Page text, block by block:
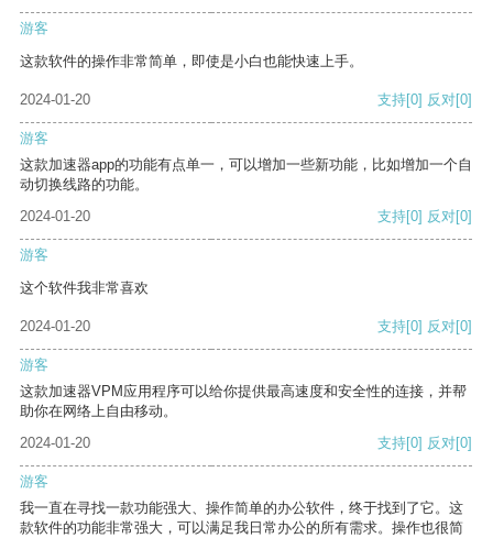
游客
这款软件的操作非常简单，即使是小白也能快速上手。
2024-01-20 支持[0] 反对[0]
游客
这款加速器app的功能有点单一，可以增加一些新功能，比如增加一个自
动切换线路的功能。
2024-01-20
支持[0] 反对[0]
游客
这个软件我非常喜欢
2024-01-20 支持[0] 反对[0]
游客
这款加速器VPM应用程序可以给你提供最高速度和安全性的连接，并帮
助你在网络上自由移动。
2024-01-20
支持[0] 反对[0]
游客
我一直在寻找一款功能强大、操作简单的办公软件，终于找到了它。这
款软件的功能非常强大，可以满足我日常办公的所有需求。操作也很简